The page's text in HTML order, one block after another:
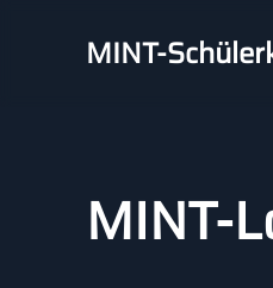
Skip to main content
MINT-
MINT-